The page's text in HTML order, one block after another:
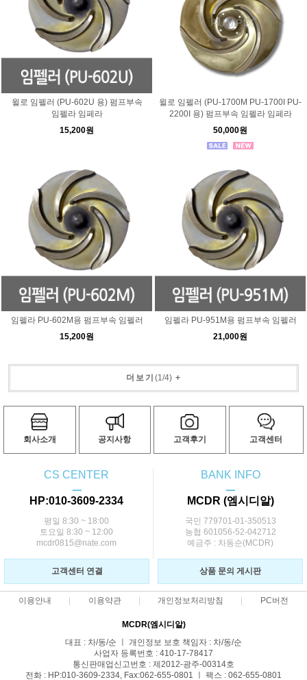
윌로 임펠러 (PU-602U 용) 펌프부속
임펠라 임페라
15,200원
윌로 임펠러 (PU-1700M PU-1700I PU-
2200I 용) 펌프부속 임펠라 임페라
50,000원
임펠라 PU-602M용 펌프부속 임펠러
15,200원
임펠라 PU-951M용 펌프부속 임펠러
21,000원
더보기 (1/4)+
회사소개 공지사항 고객후기 고객센터
CS CENTER
ㅡ
HP:010-3609-2334
평일 8:30 ~ 18:00
토요일 8:30 ~ 12:00
mcdr0815@nate.com
BANK INFO
ㅡ
MCDR (엠시디알)
국민 779701-01-350513
농협 601056-52-042712
예금주 : 차동순(MCDR)
고객센터 연결 상품 문의 게시판
이용안내 이용약관 개인정보처리방침 PC버전
MCDR(엠시디알)
대표 : 차/동/순 ㅣ 개인정보 보호 책임자 : 차/동/순
사업자 등록번호 : 410-17-78417
통신판매업신고번호 : 제2012-광주-00314호
전화 : HP:010-3609-2334, Fax:062-655-0801 ㅣ 팩스 : 062-655-0801